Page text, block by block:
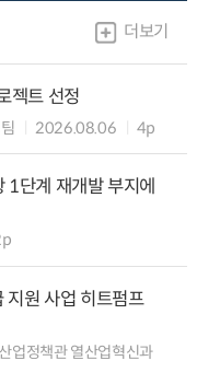
더보기
젝트 선정
2026.08.06 4p
단계 재개발 부지에
원 사업 히트펌프
업정책관 열산업혁신과